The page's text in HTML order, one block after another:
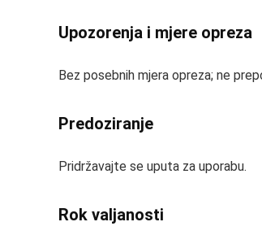
Upozorenja i mjere opreza
Bez posebnih mjera opreza; ne
Predoziranje
Pridržavajte se uputa za uporabu.
Rok valjanosti